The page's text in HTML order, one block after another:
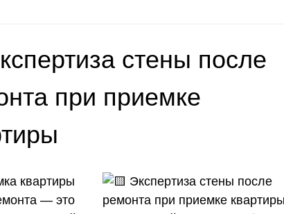
стены после
при приемке
квартиры
— это